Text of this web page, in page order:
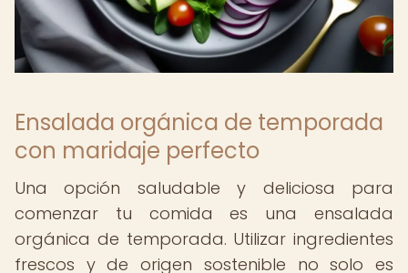
Ensalada orgánica de temporada
con maridaje perfecto
Una opción saludable y deliciosa para
comenzar tu comida es una ensalada
orgánica de temporada. Utilizar ingredientes
frescos y de origen sostenible no solo es